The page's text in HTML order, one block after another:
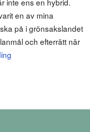
en av mina
på i grönsakslandet
och efterrätt när